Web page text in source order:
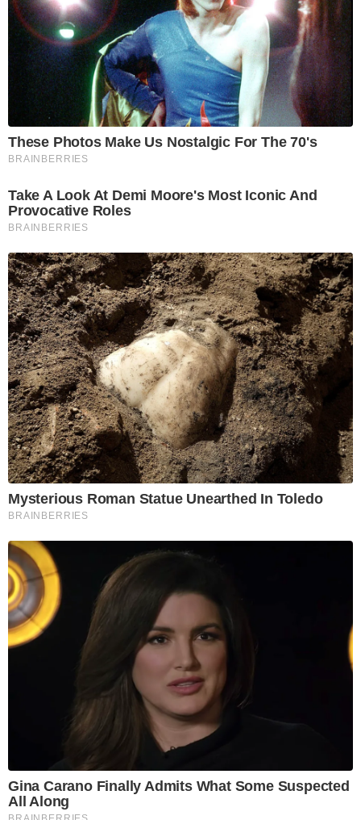
These Photos Make Us Nostalgic For The 70's
BRAINBERRIES
Take A Look At Demi Moore's Most Iconic And
Provocative Roles
BRAINBERRIES
Mysterious Roman Statue Unearthed In Toledo
BRAINBERRIES
Gina Carano Finally Admits What Some Suspected
All Along